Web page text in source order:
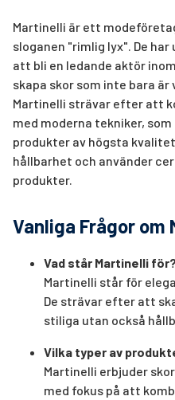
Martinelli är ett
sloganen "rimlig lyx". De
att bli en ledande aktör
skapa skor som inte bara
Martinelli strävar efter att
med moderna tekniker,
produkter av högsta
hållbarhet och använder
produkter.
Vanliga Frågor om
Vad står Martinelli
Martinelli står för
De strävar efter att
stiliga utan också
Vilka typer av
Martinelli erbjuder
med fokus på att